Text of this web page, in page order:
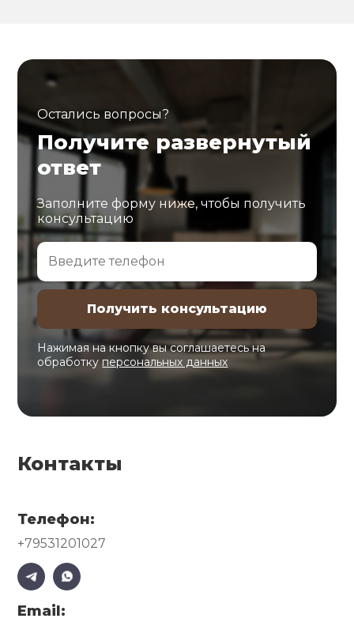
Остались вопросы?
Получите развернутый
ответ
Заполните форму ниже, чтобы получить
консультацию
Нажимая на кнопку вы соглашаетесь на
обработкуперсональных данных
Контакты
Телефон:
+79531201027
Email: